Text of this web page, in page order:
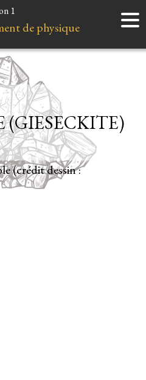
Accueil
Instruments
Liens et ressources
1
de physique
(crédit dessin :
(GIESECKITE)